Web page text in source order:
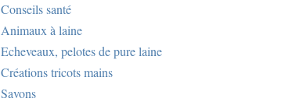
Conseils santé
Animaux à laine
Echeveaux, pelotes de pure laine
Créations tricots mains
Savons